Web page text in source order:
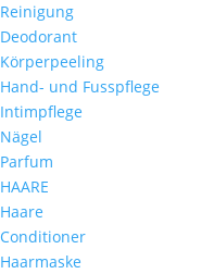
Reinigung
Deodorant
Körperpeeling
Hand- und Fusspflege
Intimpflege
Nägel
Parfum
HAARE
Haare
Conditioner
Haarmaske